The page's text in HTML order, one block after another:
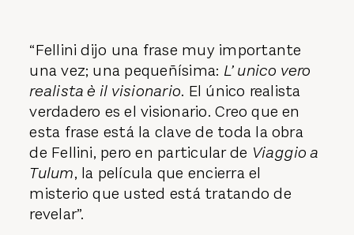
“Fellini dijo una frase muy importante
una vez; una pequeñísima: L’ unico vero
realista è il visionario. El único realista
verdadero es el visionario. Creo que en
esta frase está la clave de toda la obra
de Fellini, pero en particular de Viaggio a
Tulum, la película que encierra el
misterio que usted está tratando de
revelar”.